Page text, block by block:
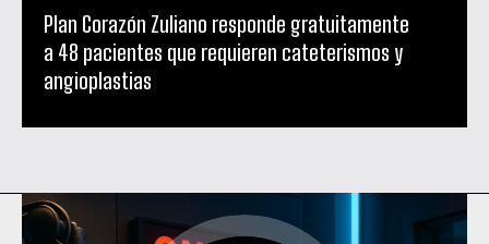
Plan Corazón Zuliano responde gratuitamente
a 48 pacientes que requieren cateterismos y
angioplastias